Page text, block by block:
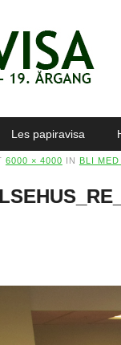
Les papiravisa
6000 × 4000 IN BLI